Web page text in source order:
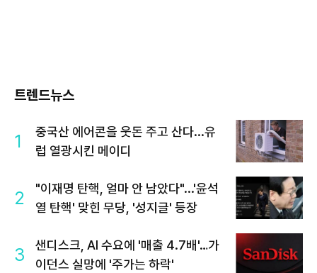
트렌드뉴스
1
중국산 에어콘을 웃돈 주고 산다...유
럽 열광시킨 메이디
2
"이재명 탄핵, 얼마 안 남았다"...'윤석
열 탄핵' 맞힌 무당, '성지글' 등장
3
샌디스크, AI 수요에 '매출 4.7배'…가
이던스 실망에 '주가는 하락'